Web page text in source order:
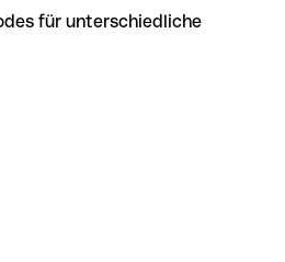
für unterschiedliche